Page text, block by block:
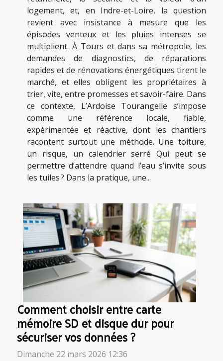
logement, et, en Indre-et-Loire, la question
revient avec insistance à mesure que les
épisodes venteux et les pluies intenses se
multiplient. À Tours et dans sa métropole, les
demandes de diagnostics, de réparations
rapides et de rénovations énergétiques tirent le
marché, et elles obligent les propriétaires à
trier, vite, entre promesses et savoir-faire. Dans
ce contexte, L’Ardoise Tourangelle s’impose
comme une référence locale, fiable,
expérimentée et réactive, dont les chantiers
racontent surtout une méthode. Une toiture,
un risque, un calendrier serré Qui peut se
permettre d’attendre quand l’eau s’invite sous
les tuiles ? Dans la pratique, une...
Comment choisir entre carte
mémoire SD et disque dur pour
sécuriser vos données ?
Dimanche 22 mars 2026 12:36